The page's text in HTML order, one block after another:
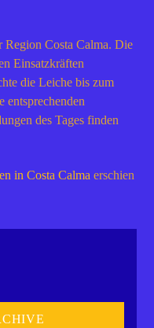
Region Costa Calma. Die
Einsatzkräften
die Leiche bis zum
entsprechenden
des Tages finden
in Costa Calma erschien